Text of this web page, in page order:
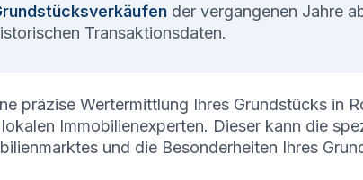
der vergangenen Jahre
Transaktionsdaten.
präzise Wertermittlung Ihres Grundstücks in
Immobilienexperten. Dieser kann die
und die Besonderheiten Ihres